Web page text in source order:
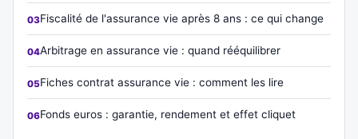
Fiscalité de l'assurance vie après 8 ans : ce qui change
Arbitrage en assurance vie : quand rééquilibrer
Fiches contrat assurance vie : comment les lire
Fonds euros : garantie, rendement et effet cliquet